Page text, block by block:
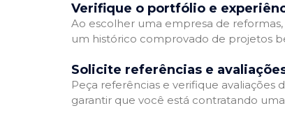
Verifique o portfólio e
Ao escolher uma empresa de
um histórico comprovado de projetos
Solicite referências e
Peça referências e verifique avaliações
garantir que você está contratando